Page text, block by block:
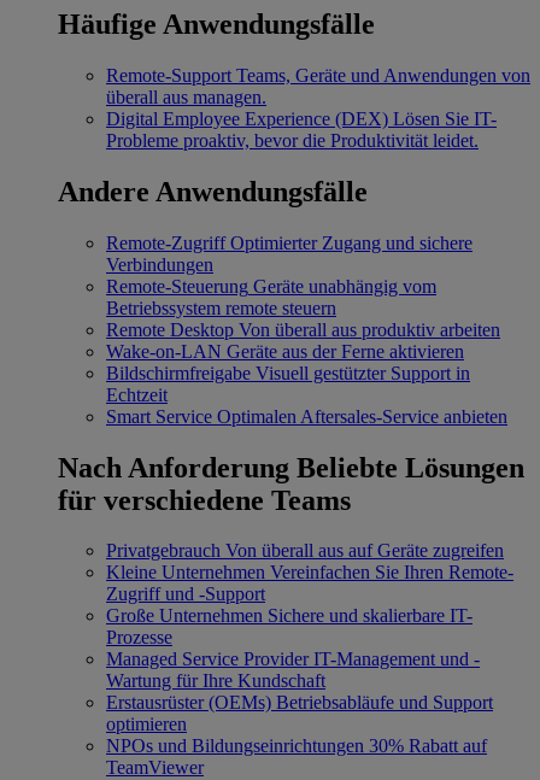
Häufige Anwendungsfälle
Remote-Support Teams, Geräte und Anwendungen von
überall aus managen.
Digital Employee Experience (DEX) Lösen Sie IT-
Probleme proaktiv, bevor die Produktivität leidet.
Andere Anwendungsfälle
Remote-Zugriff Optimierter Zugang und sichere
Verbindungen
Remote-Steuerung Geräte unabhängig vom
Betriebssystem remote steuern
Remote Desktop Von überall aus produktiv arbeiten
Wake-on-LAN Geräte aus der Ferne aktivieren
Bildschirmfreigabe Visuell gestützter Support in
Echtzeit
Smart Service Optimalen Aftersales-Service anbieten
Nach Anforderung Beliebte Lösungen
für verschiedene Teams
Privatgebrauch Von überall aus auf Geräte zugreifen
Kleine Unternehmen Vereinfachen Sie Ihren Remote-
Zugriff und -Support
Große Unternehmen Sichere und skalierbare IT-
Prozesse
Managed Service Provider IT-Management und -
Wartung für Ihre Kundschaft
Erstausrüster (OEMs) Betriebsabläufe und Support
optimieren
NPOs und Bildungseinrichtungen 30% Rabatt auf
TeamViewer